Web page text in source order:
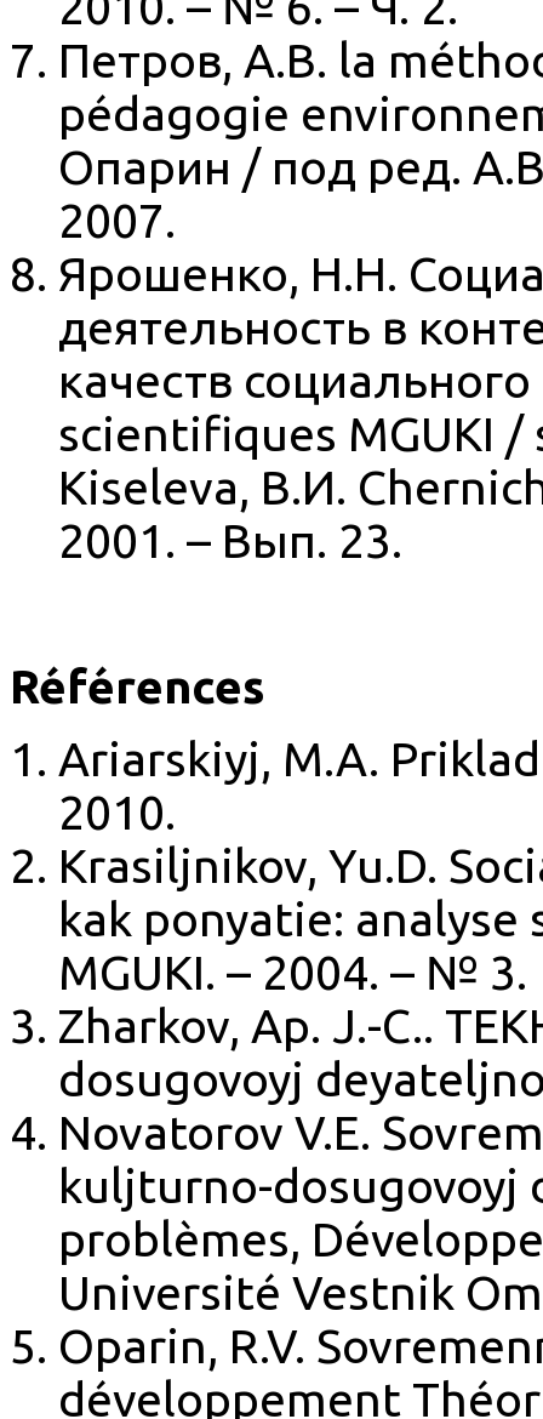
Петров, А.В. la
pédagogie
Опарин / под ред.
2007.
Ярошенко, Н.Н.
деятельность в
качеств
scientifiques MGUKI /
Kiseleva, В.И.
2001. – Вып. 23.
Références
Ariarskiyj, M.A.
2010.
Krasiljnikov, Yu.D.
kak ponyatie:
MGUKI. – 2004. – № 3.
Zharkov, Ap. J.-C..
dosugovoyj
Novatorov V.E.
kuljturno-dosugovoyj
problèmes,
Université Vestnik
Oparin, R.V.
développement